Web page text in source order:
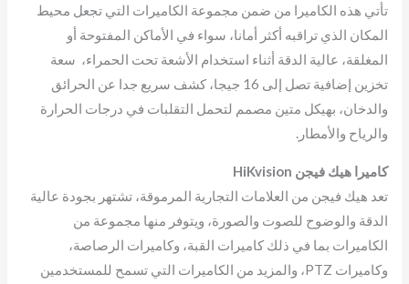
تأتي هذه الكاميرا من ضمن مجموعة الكاميرات التي تجعل محيط
المكان الذي تراقبه أكثر أمانا، سواء في الأماكن المفتوحة أو
المغلقة، عالية الدقة أثناء استخدام الأشعة تحت الحمراء، سعة
تخزين إضافية تصل إلى 16 جيجا، كشف سريع جدا عن الحرائق
والدخان، بهيكل متين مصمم لتحمل التقلبات في درجات الحرارة
والرياح والأمطار.
كاميرا هيك فيجن HiKvision
تعد هيك فيجن من العلامات التجارية المرموقة، تشتهر بجودة عالية
الدقة والوضوح للصوت والصورة، ويتوفر منها مجموعة من
الكاميرات بما في ذلك كاميرات القبة، وكاميرات الرصاصة،
وكاميرات PTZ، والمزيد من الكاميرات التي تسمح للمستخدمين